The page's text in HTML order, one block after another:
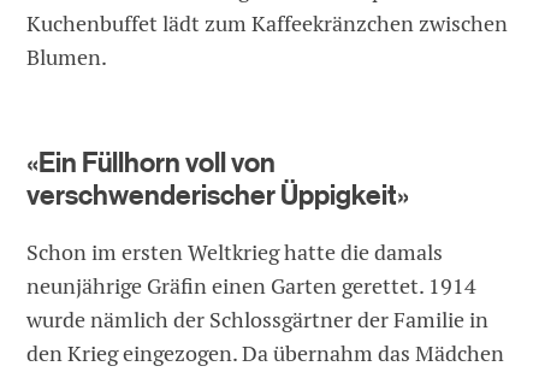
Kuchenbuffet lädt zum Kaffeekränzchen zwischen
Blumen.
«Ein Füllhorn voll von
verschwenderischer Üppigkeit»
Schon im ersten Weltkrieg hatte die damals
neunjährige Gräfin einen Garten gerettet. 1914
wurde nämlich der Schlossgärtner der Familie in
den Krieg eingezogen. Da übernahm das Mädchen